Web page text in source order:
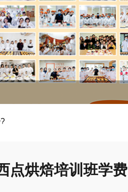
点烘焙培训班学